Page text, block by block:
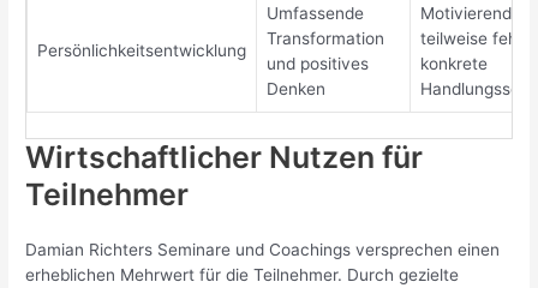
Persönlichkeitsentwicklung
Umfassende
Transformation
und positives
Denken
Motivierend,
teilweise
konkrete
Wirtschaftlicher Nutzen für
Teilnehmer
Damian Richters Seminare und Coachings versprechen einen
erheblichen Mehrwert für die Teilnehmer. Durch gezielte